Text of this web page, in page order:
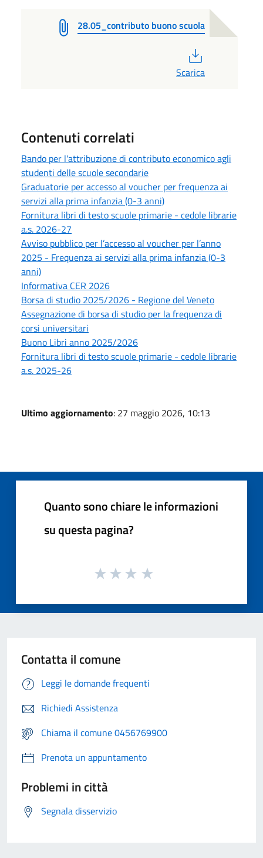
28.05_contributo buono scuola
Scarica
Contenuti correlati
Bando per l'attribuzione di contributo economico agli
studenti delle scuole secondarie
Graduatorie per accesso al voucher per frequenza ai
servizi alla prima infanzia (0-3 anni)
Fornitura libri di testo scuole primarie - cedole librarie
a.s. 2026-27
Avviso pubblico per l’accesso al voucher per l’anno
2025 - Frequenza ai servizi alla prima infanzia (0-3
anni)
Informativa CER 2026
Borsa di studio 2025/2026 - Regione del Veneto
Assegnazione di borsa di studio per la frequenza di
corsi universitari
Buono Libri anno 2025/2026
Fornitura libri di testo scuole primarie - cedole librarie
a.s. 2025-26
Ultimo aggiornamento: 27 maggio 2026, 10:13
Quanto sono chiare le informazioni
su questa pagina?
Contatta il comune
Leggi le domande frequenti
Richiedi Assistenza
Chiama il comune 0456769900
Prenota un appuntamento
Problemi in città
Segnala disservizio